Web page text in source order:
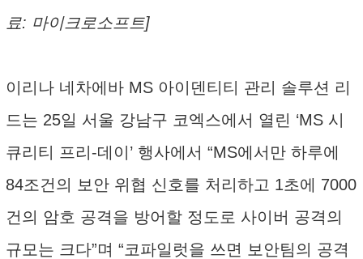
료: 마이크로소프트]
이리나 네차에바 MS 아이덴티티 관리 솔루션 리
드는 25일 서울 강남구 코엑스에서 열린 ‘MS 시
큐리티 프리-데이’ 행사에서 “MS에서만 하루에
84조건의 보안 위협 신호를 처리하고 1초에 7000
건의 암호 공격을 방어할 정도로 사이버 공격의
규모는 크다”며 “코파일럿을 쓰면 보안팀의 공격